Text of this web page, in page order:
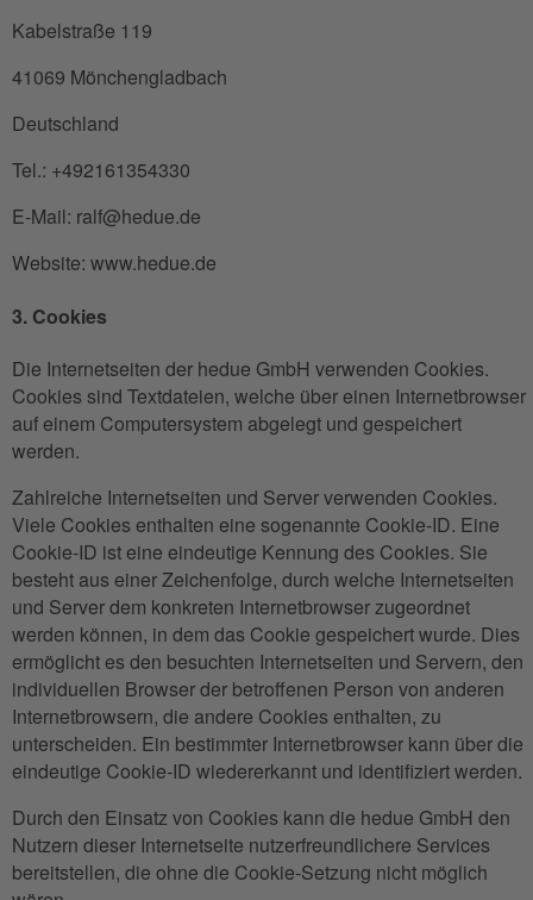
Kabelstraße 119
41069 Mönchengladbach
Deutschland
Tel.: +492161354330
E-Mail: ralf@hedue.de
Website: www.hedue.de
3. Cookies
Die Internetseiten der hedue GmbH verwenden Cookies.
Cookies sind Textdateien, welche über einen Internetbrowser
auf einem Computersystem abgelegt und gespeichert
werden.
Zahlreiche Internetseiten und Server verwenden Cookies.
Viele Cookies enthalten eine sogenannte Cookie-ID. Eine
Cookie-ID ist eine eindeutige Kennung des Cookies. Sie
besteht aus einer Zeichenfolge, durch welche Internetseiten
und Server dem konkreten Internetbrowser zugeordnet
werden können, in dem das Cookie gespeichert wurde. Dies
ermöglicht es den besuchten Internetseiten und Servern, den
individuellen Browser der betroffenen Person von anderen
Internetbrowsern, die andere Cookies enthalten, zu
unterscheiden. Ein bestimmter Internetbrowser kann über die
eindeutige Cookie-ID wiedererkannt und identifiziert werden.
Durch den Einsatz von Cookies kann die hedue GmbH den
Nutzern dieser Internetseite nutzerfreundlichere Services
bereitstellen, die ohne die Cookie-Setzung nicht möglich